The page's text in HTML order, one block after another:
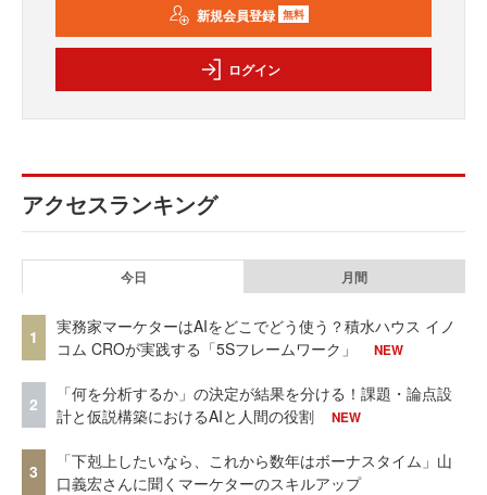
新規会員登録 無料
ログイン
アクセスランキング
今日 月間
1
実務家マーケターはAIをどこでどう使う？積水ハウス イノ
コム CROが実践する「5Sフレームワーク」
NEW
2
「何を分析するか」の決定が結果を分ける！課題・論点設
計と仮説構築におけるAIと人間の役割
NEW
3
「下剋上したいなら、これから数年はボーナスタイム」山
口義宏さんに聞くマーケターのスキルアップ